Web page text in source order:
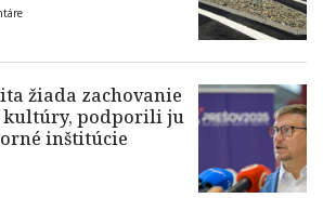
žiada zachovanie
kultúry, podporili ju
inštitúcie